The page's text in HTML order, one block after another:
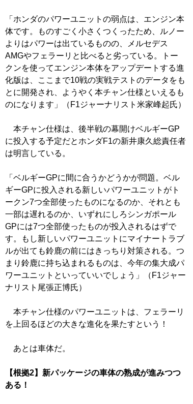
「ホンダのパワーユニットの弱点は、エンジン本
体です。ものすごく小さくつくったため、ルノー
よりはパワーは出ているものの、メルセデス
AMGやフェラーリと比べると劣っている。トー
クンを使ってエンジン本体をアップデートする進
化版は、ここまで10戦の実戦テストのデータをも
とに開発され、ようやく本チャン仕様といえるも
のになります」（F1ジャーナリスト米家峰起氏）
本チャン仕様は、後半戦の幕開けベルギーGP
に投入する予定だとホンダF1の新井康久総責任者
は明言している。
「ベルギーGPに間に合うかどうかが問題。ベル
ギーGPに投入される新しいパワーユニットがト
ークン7つ全部使ったものになるのか、それとも
一部は遅れるのか、いずれにしろシンガポール
GPには7つ全部使ったものが投入されるはずで
す。もし新しいパワーユニットにマイナートラブ
ルが出ても鈴鹿の前にはきっちり対策される。つ
まり鈴鹿に持ち込まれるものは、今年の集大成パ
ワーユニットといっていいでしょう」（F1ジャー
ナリスト尾張正博氏）
本チャン仕様のパワーユニットは、フェラーリ
を上回るほどの大きな進化を果たすという！
あとは車体だ。
【根拠2】新パッケージの車体の熟成が進みつつ
ある！